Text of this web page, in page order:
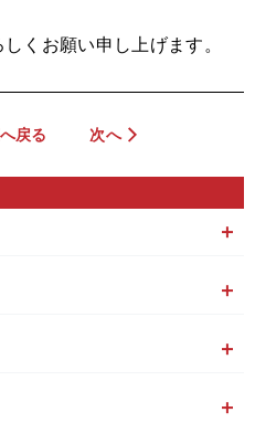
くお願い申し上げます。
戻る 次へ